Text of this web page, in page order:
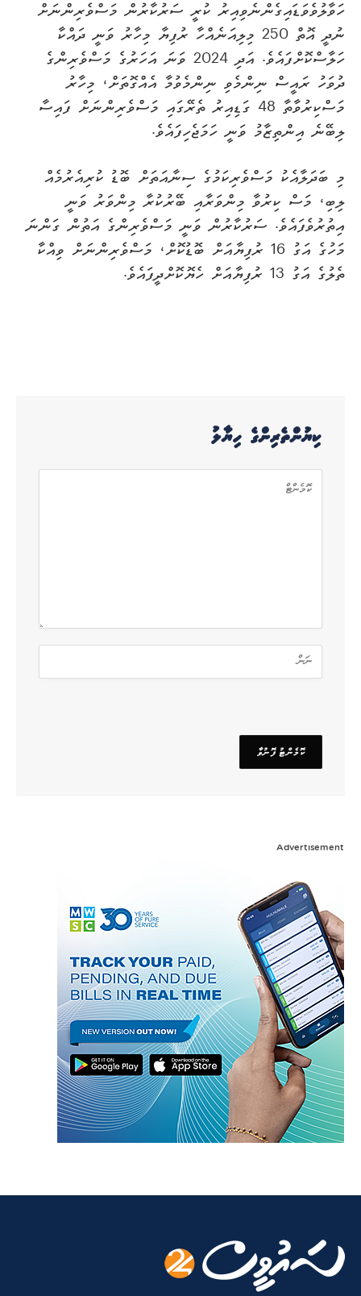
ހަވާލުވެވަޑައިގެންނެވިއިރު ކުރީ ސަރުކާރުން މަސްވެރިންނަށް
ނުދީ އޮތް 250 މިލިއަނެއްހާ ރުފިޔާ މިހާރު ވަނީ ދައްކާ
ހަލާސްކޮށްފައެވެ. އަދި 2024 ވަނަ އަހަރުގެ މަސްވެރިންގެ
ދުވަހު ރައީސް ނިންމެވި ނިންމެވުމާ އެއްގޮތަށް، މިހާރު
މަސްކިރުވާތާ 48 ގަޑިއިރު ތެރޭގައި މަސްވެރިންނަށް ފައިސާ
ލިބޭނެ އިންތިޒާމު ވަނީ ހަމަޖެހިފައެވެ.
މި ބަދަލާއެކު މަސްވެރިކަމުގެ ސިނާއަތަށް ބޮޑު ކުރިއެރުމެއް
ލިބި، މަސް ކިރުވާ މިންވަރާއި ބޭރުކުރާ މިންވަރު ވަނީ
އިތުރުވެފައެވެ. ސަރުކާރުން ވަނީ މަސްވެރިންގެ އަތުން ގަންނަ
މަހުގެ އަގު 16 ރުފިޔާއަށް ބޮޑުކޮށް، މަސްވެރިންނަށް ވިއްކާ
ތެލުގެ އަގު 13 ރުފިޔާއަށް ހެޔޮކޮށްދީފައެވެ.
ކިޔުންތެރިންގެ ހިޔާލު
Advertisement